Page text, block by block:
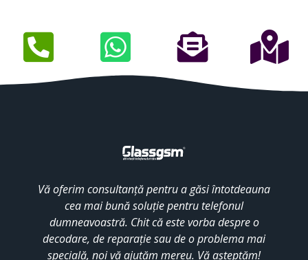
Vă oferim consultanță pentru a găsi întotdeauna
cea mai bună soluție pentru telefonul
dumneavoastră. Chit că este vorba despre o
decodare, de reparație sau de o problema mai
specială, noi vă ajutăm mereu. Vă așteptăm!